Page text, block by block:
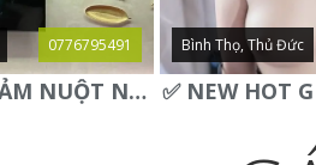
0776795491
❣️HÂN BABY❣️GỢI CẢM NUỘT NÀ DÁNG SON XINH XINH QUYẾN RŨ
Bình Thọ, Thủ Đức